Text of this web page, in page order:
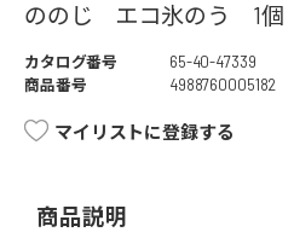
ののじ エコ氷のう 1個
カタログ番号
65-40-47339
商品番号
4988760005182
マイリストに登録する
商品説明